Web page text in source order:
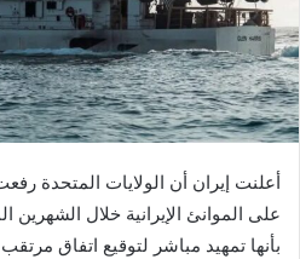
أعلنت إيران أن الولايات المتحدة
على الموانئ الإيرانية خلال
بأنها تمهيد مباشر لتوقيع اتفاق